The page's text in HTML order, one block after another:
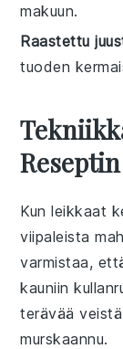
makuun.
Raastettu
tuoden
Kun leikkaat
viipaleista
varmistaa,
kauniin
terävää
murskaannu.